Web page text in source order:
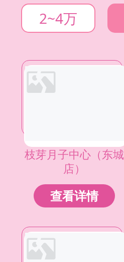
2~4万
枝芽月子中心（东城
店）
查看详情